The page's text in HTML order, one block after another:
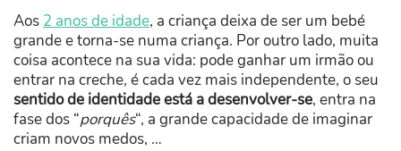
Aos 2 anos de idade, a criança deixa de ser um bebé
grande e torna-se numa criança. Por outro lado, muita
coisa acontece na sua vida: pode ganhar um irmão ou
entrar na creche, é cada vez mais independente, o seu
sentido de identidade está a desenvolver-se, entra na
fase dos “porquês“, a grande capacidade de imaginar
criam novos medos, …